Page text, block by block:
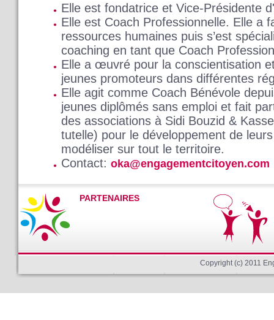
Elle est fondatrice et Vice-Présidente
Elle est Coach Professionnelle. Elle a
ressources humaines puis s’est
coaching en tant que Coach
Elle a œuvré pour la conscientisation
jeunes promoteurs dans différentes
Elle agit comme Coach Bénévole
jeunes diplômés sans emploi et fait
des associations à Sidi Bouzid &
tutelle) pour le développement de
modéliser sur tout le territoire.
Contact: oka@engagementcitoyen.com
PARTENAIRES
Copyright (c) 2011